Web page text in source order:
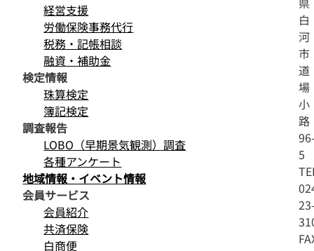
白
河
市
道
場
小
路
5
経営支援
労働保険事務代行
税務・記帳相談
融資・補助金
検定情報
珠算検定
簿記検定
調査報告
LOBO（早期景気観測）調査
各種アンケート
地域情報・イベント情報
会員サービス
会員紹介
共済保険
白商便